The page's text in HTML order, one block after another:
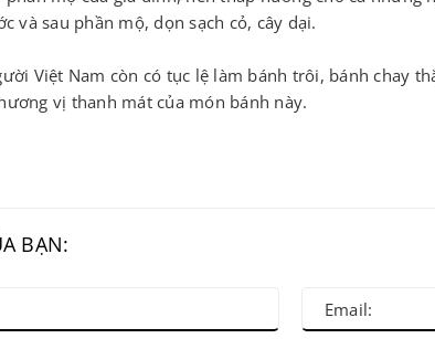
và sau phần mộ, dọn sạch cỏ, cây dại.
Việt Nam còn có tục lệ làm bánh trôi, bánh chay
vị thanh mát của món bánh này.
BẠN: